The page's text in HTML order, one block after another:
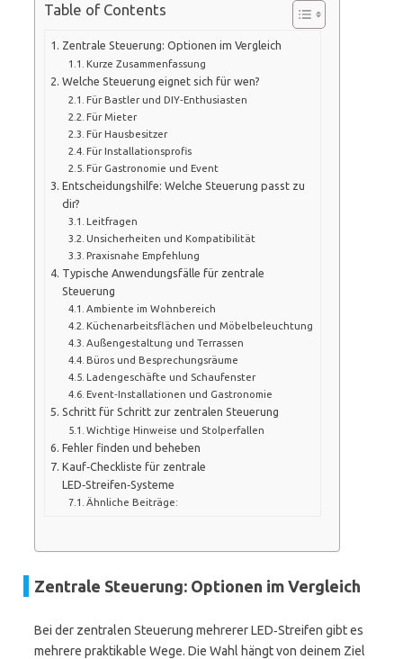
Table of Contents
Zentrale Steuerung: Optionen im Vergleich
Kurze Zusammenfassung
Welche Steuerung eignet sich für wen?
Für Bastler und DIY‑Enthusiasten
Für Mieter
Für Hausbesitzer
Für Installationsprofis
Für Gastronomie und Event
Entscheidungshilfe: Welche Steuerung passt zu
dir?
Leitfragen
Unsicherheiten und Kompatibilität
Praxisnahe Empfehlung
Typische Anwendungsfälle für zentrale
Steuerung
Ambiente im Wohnbereich
Küchenarbeitsflächen und Möbelbeleuchtung
Außengestaltung und Terrassen
Büros und Besprechungsräume
Ladengeschäfte und Schaufenster
Event‑Installationen und Gastronomie
Schritt für Schritt zur zentralen Steuerung
Wichtige Hinweise und Stolperfallen
Fehler finden und beheben
Kauf‑Checkliste für zentrale
LED‑Streifen‑Systeme
Ähnliche Beiträge:
Zentrale Steuerung: Optionen im Vergleich
Bei der zentralen Steuerung mehrerer LED‑Streifen gibt es
mehrere praktikable Wege. Die Wahl hängt von deinem Ziel